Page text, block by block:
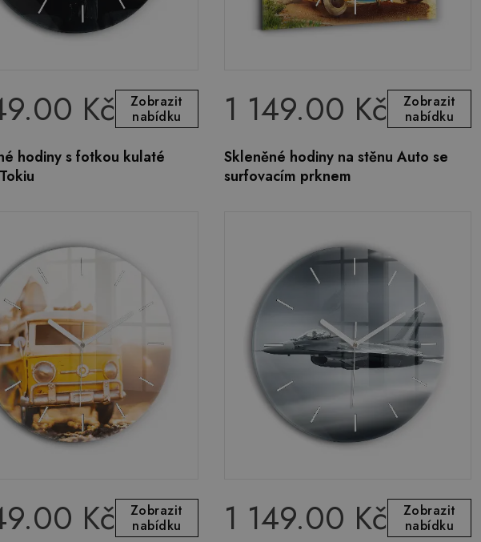
Kč
Zobrazit
nabídku
hodiny s fotkou kulaté
1 149.00 Kč
Zobrazit
nabídku
Skleněné hodiny na stěnu Auto se
surfovacím prknem
Kč
Zobrazit
nabídku
1 149.00 Kč
Zobrazit
nabídku